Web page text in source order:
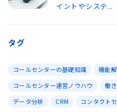
イントやシステ...
タグ
コールセンターの基礎知識
機能
コールセンター運営ノウハウ
働
データ分析
CRM コンタクト